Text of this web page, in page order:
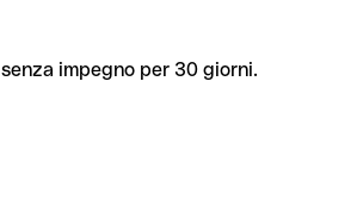
impegno per 30 giorni.